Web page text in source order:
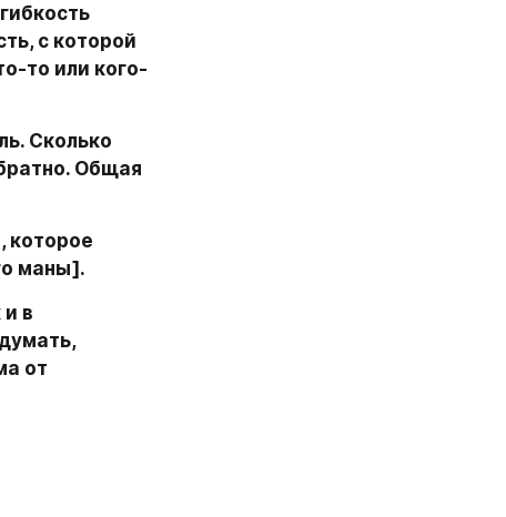
с которой
то или кого-
Сколько
Общая
которое
маны].
в
от